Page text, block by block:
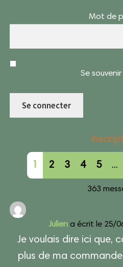
Mot de
Se
Navigation
dans
1 2 3 4 5 ...
363
Julien a écrit le 25/
Je voulais dire ici que,
plus de ma